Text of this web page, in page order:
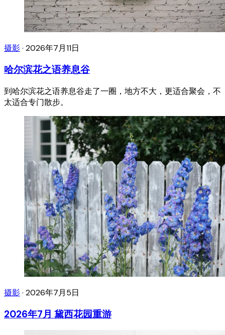
摄影· 2026年7月11日
哈尔滨花之语养息谷
到哈尔滨花之语养息谷走了一圈，地方不大，更适合聚会，不
太适合专门散步。
摄影· 2026年7月5日
2026年7月 黛西花园重游